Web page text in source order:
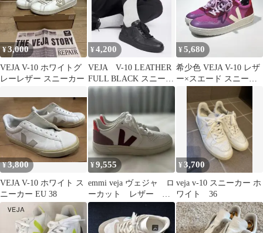
¥3,000
VEJA V-10 ホワイトグ
レーレザー スニーカー
¥4,200
VEJA V-10 LEATHER
FULL BLACK スニーカ
ー
¥5,680
希少色 VEJA V-10 レザ
ー×スエード スニーカ
¥3,800
VEJA V-10 ホワイト ス
ニーカー EU 38
¥9,555
emmi veja ヴェジャ ロ
ーカット レザー ス
ニーカー v-10
¥3,700
veja v-10 スニーカー ホ
ワイト 36